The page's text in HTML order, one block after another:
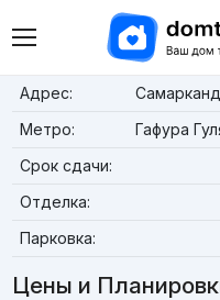
Адрес:
Метро:
Гафура
Срок сдачи:
Отделка:
Парковка:
Цены и